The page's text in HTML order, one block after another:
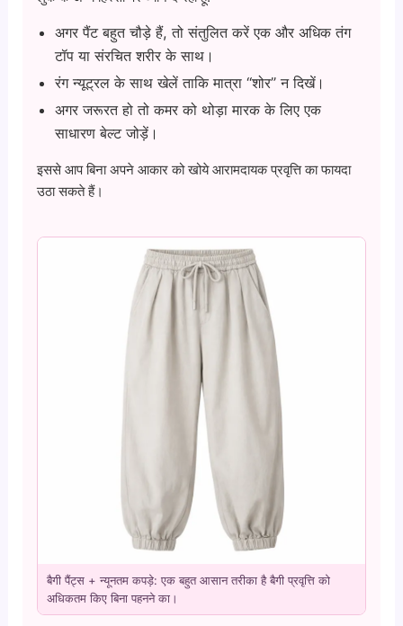
अगर पैंट बहुत चौड़े हैं, तो संतुलित करें एक और अधिक तंग
टॉप या संरचित शरीर के साथ।
रंग न्यूट्रल के साथ खेलें ताकि मात्रा “शोर” न दिखें।
अगर जरूरत हो तो कमर को थोड़ा मारक के लिए एक
साधारण बेल्ट जोड़ें।
इससे आप बिना अपने आकार को खोये आरामदायक प्रवृत्ति का फायदा
उठा सकते हैं।
बैगी पैंट्स + न्यूनतम कपड़े: एक बहुत आसान तरीका है बैगी प्रवृत्ति को
अधिकतम किए बिना पहनने का।